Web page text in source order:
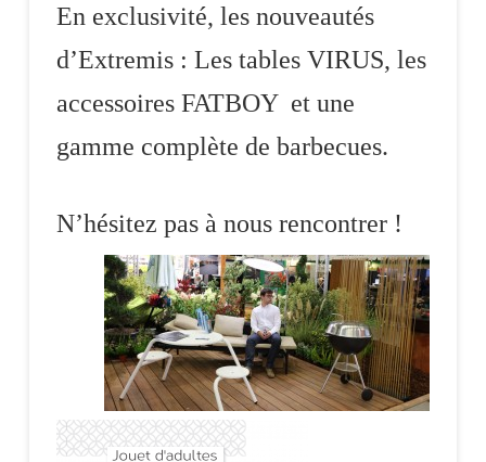
En exclusivité, les nouveautés
d’Extremis : Les tables VIRUS, les
accessoires FATBOY et une
gamme complète de barbecues.
N’hésitez pas à nous rencontrer !